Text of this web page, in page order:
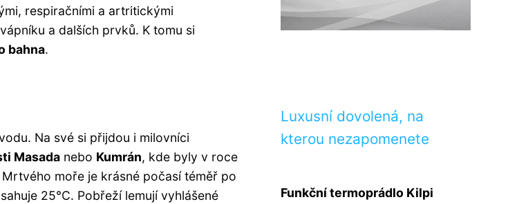
respiračními a artritickými
a dalších prvků. K tomu si
bahna.
Na své si přijdou i milovníci
Masada nebo Kumrán, kde byly v roce
moře je krásné počasí téměř po
25°C. Pobřeží lemují vyhlášené
Luxusní dovolená, na
kterou nezapomenete
Funkční termoprádlo Kilpi